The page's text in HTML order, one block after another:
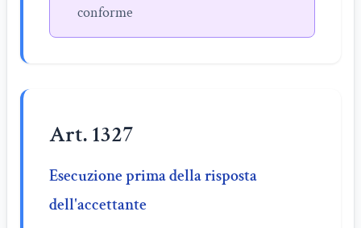
conforme
Art. 1327
Esecuzione prima della risposta
dell'accettante